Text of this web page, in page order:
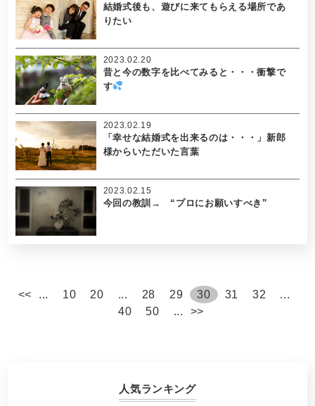
結婚式後も、遊びに来てもらえる場所であ
りたい
昔と今の数字を比べてみると・・・衝撃で
す
2023.02.20
「幸せな結婚式を出来るのは・・・」新郎
様からいただいた言葉
2023.02.19
今回の教訓→ “プロにお願いすべき”
2023.02.15
<< ... 10 20 ... 28 29 30 31 32
...
40
50 ... >>
人気ランキング